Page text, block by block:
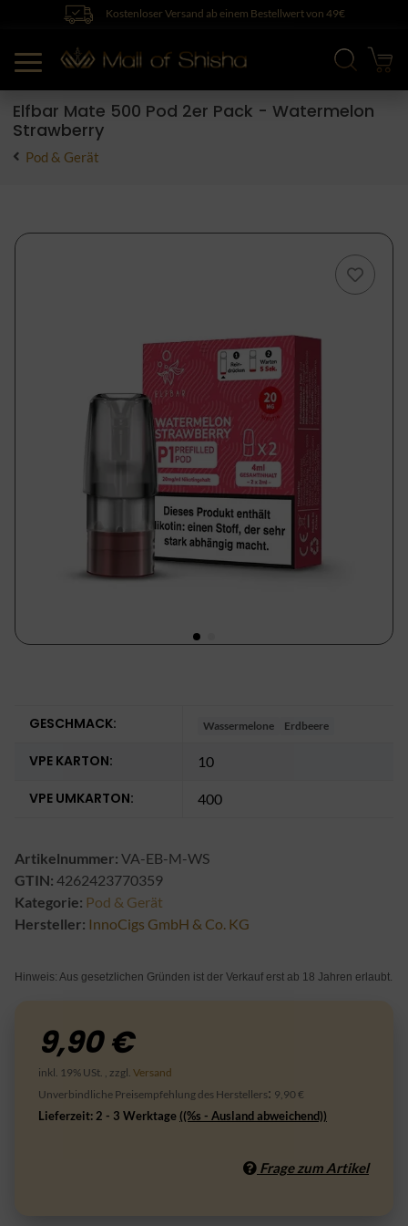
Kostenloser Versand ab einem Bestellwert von 49€
Elfbar Mate 500 Pod 2er Pack - Watermelon
Strawberry
Pod & Gerät
GESCHMACK: Wassermelone Erdbeere
VPE KARTON: 10
VPE UMKARTON: 400
Artikelnummer: VA-EB-M-WS
GTIN: 4262423770359
Kategorie: Pod & Gerät
Hersteller: InnoCigs GmbH & Co. KG
Hinweis: Aus gesetzlichen Gründen ist der Verkauf erst ab 18 Jahren erlaubt.
9,90 €
inkl. 19% USt. , zzgl. Versand
Unverbindliche Preisempfehlung des Herstellers: 9,90 €
Lieferzeit: 2 - 3 Werktage ((%s - Ausland abweichend))
Frage zum Artikel